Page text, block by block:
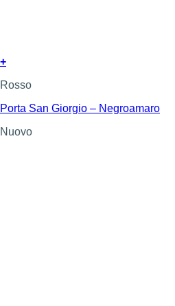
+
Rosso
Porta San Giorgio – Negroamaro
Nuovo